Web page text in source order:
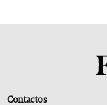
Contactos